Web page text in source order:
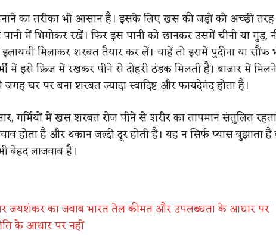
का तरीका भी आसान है। इसके लिए खस की जड़ों को अच्छी
में भिगोकर रखें। फिर इस पानी को छानकर उसमें चीनी या गुड़,
मिलाकर शरबत तैयार कर लें। चाहें तो इसमें पुदीना या सौंफ
में इसे फ्रिज में रखकर पीने से दोहरी ठंडक मिलती है। बाजार में
घर पर बना शरबत ज्यादा स्वादिष्ट और फायदेमंद होता है।
गर्मियों में खस शरबत रोज पीने से शरीर का तापमान संतुलित
होता है और थकान जल्दी दूर होती है। यह न सिर्फ प्यास बुझाता है
बेहद लाजवाब है।
जयशंकर का जवाब भारत तेल कीमत और उपलब्धता के आधार पर
के आधार पर नहीं